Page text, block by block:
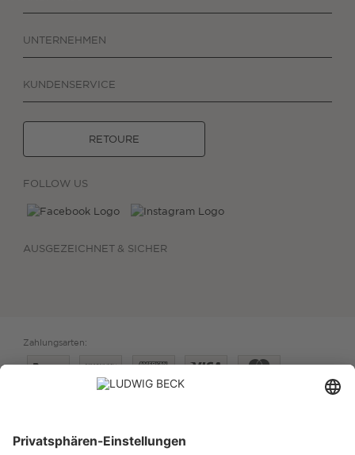
UNTERNEHMEN
KUNDENSERVICE
RETOURE
FOLLOW US
AUSGEZEICHNET & SICHER
Zahlungsarten: